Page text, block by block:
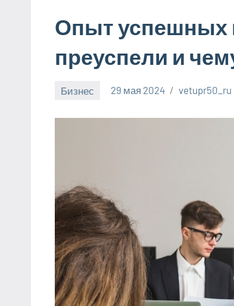
Опыт успешных
преуспели и
Бизнес 29 мая 2024 vetupr50_ru